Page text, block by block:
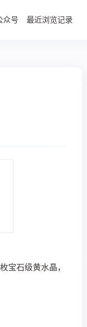
众号 最近浏览记录
宝石级黄水晶，